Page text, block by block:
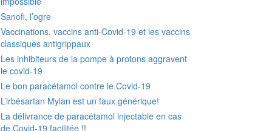
Sanofi, l’ogre
Vaccinations, vaccins anti-Covid-19 et les vaccins
classiques antigrippaux
Les inhibiteurs de la pompe à protons aggravent
le covid-19
Le bon paracétamol contre le Covid-19
L’irbésartan Mylan est un faux générique!
La délivrance de paracétamol injectable en cas
de Covid-19 facilitée !!